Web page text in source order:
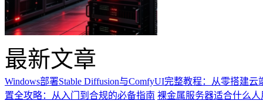
最新文章
Windows部署Stable Diffusion与ComfyUI完整教程：从零搭建
置全攻略：从入门到合规的必备指南 裸金属服务器适合什么